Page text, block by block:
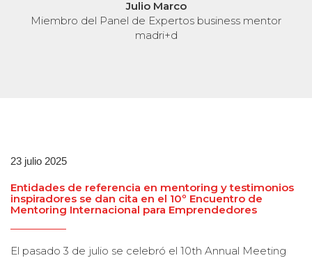
Julio Marco
Miembro del Panel de Expertos business mentor
madri+d
23 julio 2025
Entidades de referencia en mentoring y testimonios
inspiradores se dan cita en el 10º Encuentro de
Mentoring Internacional para Emprendedores
El pasado 3 de julio se celebró el 10th Annual Meeting